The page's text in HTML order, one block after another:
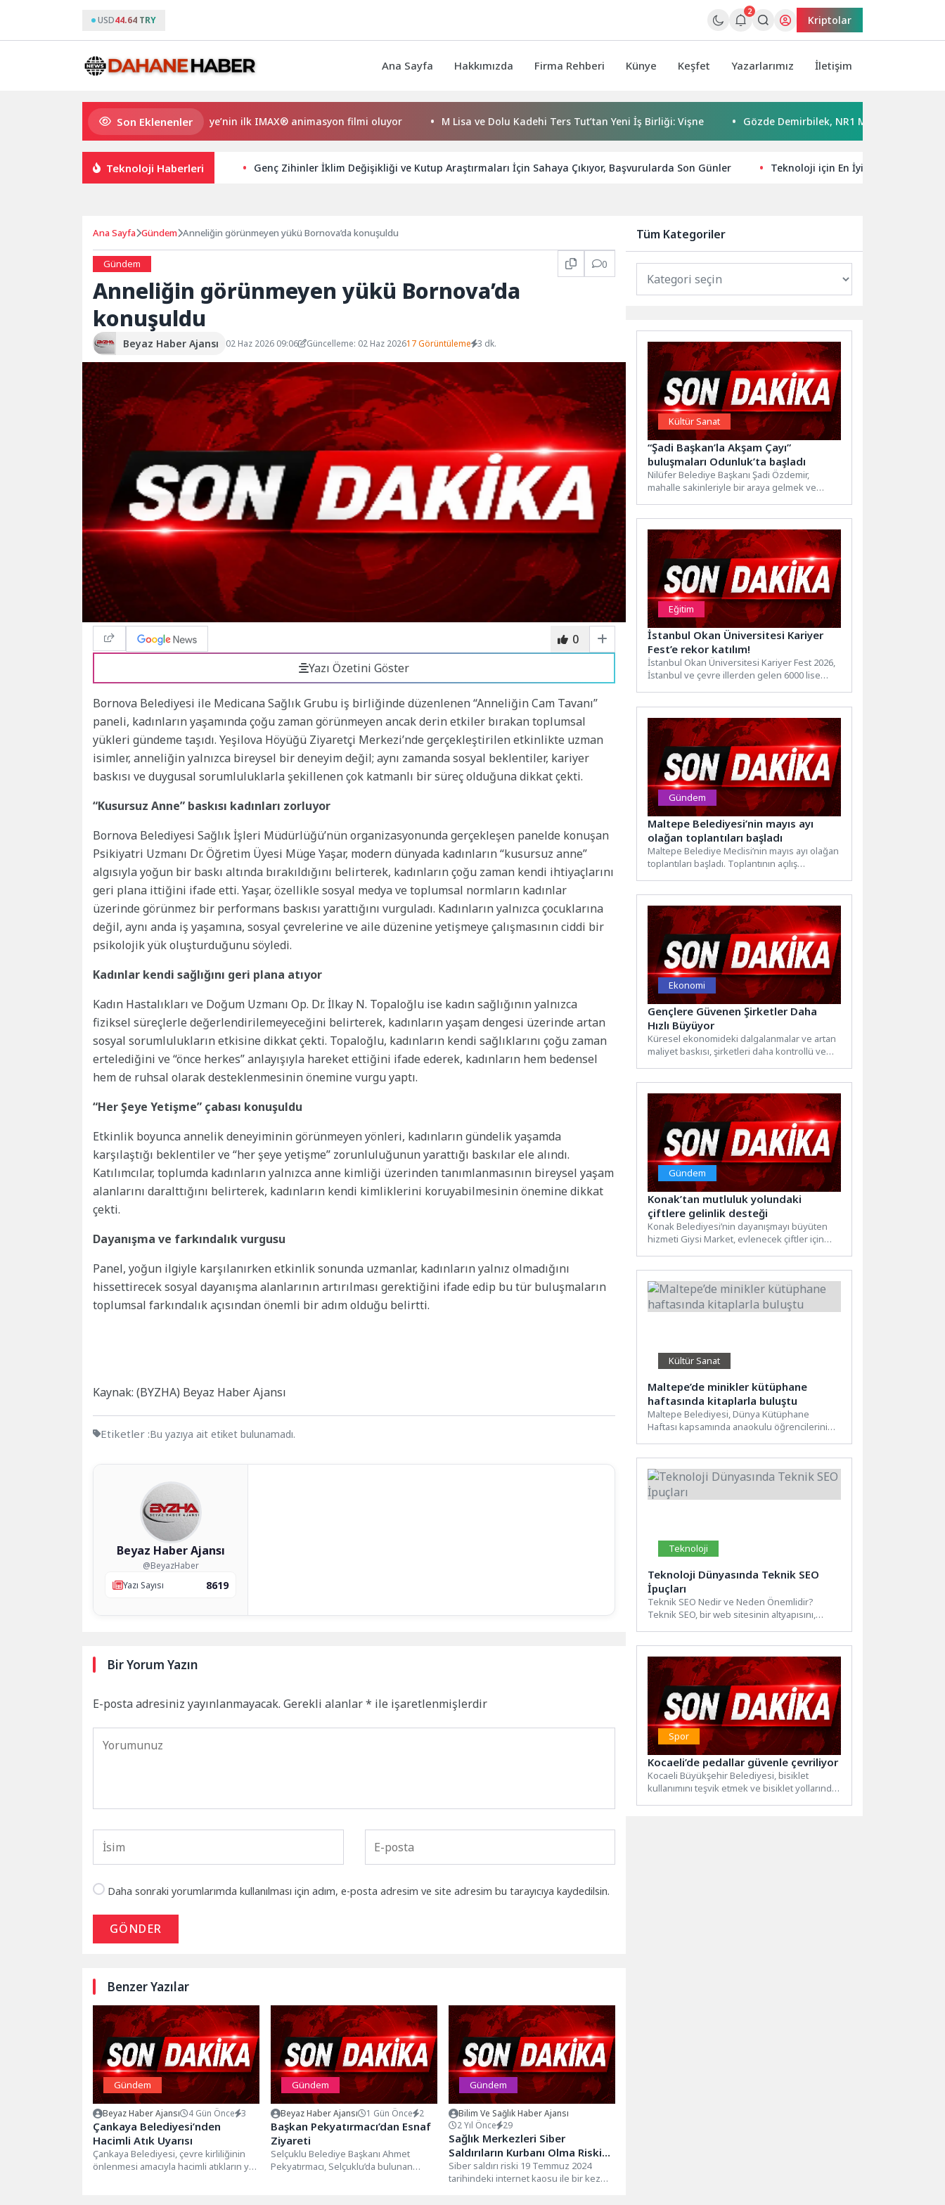
USD44.64 TRY
2
Kriptolar
Ana Sayfa Hakkımızda Firma Rehberi Künye Keşfet Yazarlarımız İletişim
Son Eklenenler
Gupi ve Gülmeyen Kral Türkiye’nin ilk IMAX® animasyon filmi oluyor M Lisa ve Dolu Kadehi Ters Tut’tan Yeni İş Birliği: Vişne Gözde Demirbilek, NR1 Magazin’de: ‘Son assolist
Teknoloji Haberleri Genç Zihinler İklim Değişikliği ve Kutup Araştırmaları İçin Sahaya Çıkıyor, Başvurularda Son Günler Teknoloji için En İyi Teknik SEO
Ana Sayfa Gündem Anneliğin görünmeyen yükü Bornova’da konuşuldu
Gündem 0
Anneliğin görünmeyen yükü Bornova’da
konuşuldu
Beyaz Haber Ajansı 02 Haz 2026 09:06 Güncelleme: 02 Haz 202617 Görüntüleme 3 dk.
0
Yazı Özetini Göster
Bornova Belediyesi ile Medicana Sağlık Grubu iş birliğinde düzenlenen “Anneliğin Cam Tavanı”
paneli, kadınların yaşamında çoğu zaman görünmeyen ancak derin etkiler bırakan toplumsal
yükleri gündeme taşıdı. Yeşilova Höyüğü Ziyaretçi Merkezi’nde gerçekleştirilen etkinlikte uzman
isimler, anneliğin yalnızca bireysel bir deneyim değil; aynı zamanda sosyal beklentiler, kariyer
baskısı ve duygusal sorumluluklarla şekillenen çok katmanlı bir süreç olduğuna dikkat çekti.
“Kusursuz Anne” baskısı kadınları zorluyor
Bornova Belediyesi Sağlık İşleri Müdürlüğü’nün organizasyonunda gerçekleşen panelde konuşan
Psikiyatri Uzmanı Dr. Öğretim Üyesi Müge Yaşar, modern dünyada kadınların “kusursuz anne”
algısıyla yoğun bir baskı altında bırakıldığını belirterek, kadınların çoğu zaman kendi ihtiyaçlarını
geri plana ittiğini ifade etti. Yaşar, özellikle sosyal medya ve toplumsal normların kadınlar
üzerinde görünmez bir performans baskısı yarattığını vurguladı. Kadınların yalnızca çocuklarına
değil, aynı anda iş yaşamına, sosyal çevrelerine ve aile düzenine yetişmeye çalışmasının ciddi bir
psikolojik yük oluşturduğunu söyledi.
Kadınlar kendi sağlığını geri plana atıyor
Kadın Hastalıkları ve Doğum Uzmanı Op. Dr. İlkay N. Topaloğlu ise kadın sağlığının yalnızca
fiziksel süreçlerle değerlendirilemeyeceğini belirterek, kadınların yaşam dengesi üzerinde artan
sosyal sorumlulukların etkisine dikkat çekti. Topaloğlu, kadınların kendi sağlıklarını çoğu zaman
ertelediğini ve “önce herkes” anlayışıyla hareket ettiğini ifade ederek, kadınların hem bedensel
hem de ruhsal olarak desteklenmesinin önemine vurgu yaptı.
“Her Şeye Yetişme” çabası konuşuldu
Etkinlik boyunca annelik deneyiminin görünmeyen yönleri, kadınların gündelik yaşamda
karşılaştığı beklentiler ve “her şeye yetişme” zorunluluğunun yarattığı baskılar ele alındı.
Katılımcılar, toplumda kadınların yalnızca anne kimliği üzerinden tanımlanmasının bireysel yaşam
alanlarını daralttığını belirterek, kadınların kendi kimliklerini koruyabilmesinin önemine dikkat
çekti.
Dayanışma ve farkındalık vurgusu
Panel, yoğun ilgiyle karşılanırken etkinlik sonunda uzmanlar, kadınların yalnız olmadığını
hissettirecek sosyal dayanışma alanlarının artırılması gerektiğini ifade edip bu tür buluşmaların
toplumsal farkındalık açısından önemli bir adım olduğu belirtti.
Kaynak: (BYZHA) Beyaz Haber Ajansı
Etiketler :Bu yazıya ait etiket bulunamadı.
Beyaz Haber Ajansı
@BeyazHaber
Yazı Sayısı
8619
Bir Yorum Yazın
E-posta adresiniz yayınlanmayacak. Gerekli alanlar* ile işaretlenmişlerdir
Daha sonraki yorumlarımda kullanılması için adım, e-posta adresim ve site adresim bu tarayıcıya kaydedilsin.
GÖNDER
Benzer Yazılar
Gündem
Beyaz Haber Ajansı 4 Gün Önce 3
Çankaya Belediyesi’nden
Hacimli Atık Uyarısı
Çankaya Belediyesi, çevre kirliliğinin
önlenmesi amacıyla hacimli atıkların yol
Gündem
Beyaz Haber Ajansı 1 Gün Önce 2
Başkan Pekyatırmacı’dan Esnaf
Ziyareti
Selçuklu Belediye Başkanı Ahmet
Pekyatırmacı, Selçuklu’da bulunan
Gündem
Bilim Ve Sağlık Haber Ajansı
2 Yıl Önce 29
Sağlık Merkezleri Siber
Saldırıların Kurbanı Olma Riski
Taşıyor!
Siber saldırı riski 19 Temmuz 2024
tarihindeki internet kaosu ile bir kez
Tüm Kategoriler
Kültür Sanat
“Şadi Başkan’la Akşam Çayı”
buluşmaları Odunluk’ta başladı
Nilüfer Belediye Başkanı Şadi Özdemir,
mahalle sakinleriyle bir araya gelmek ve
Eğitim
İstanbul Okan Üniversitesi Kariyer
Fest’e rekor katılım!
İstanbul Okan Üniversitesi Kariyer Fest 2026,
İstanbul ve çevre illerden gelen 6000 lise
Gündem
Maltepe Belediyesi’nin mayıs ayı
olağan toplantıları başladı
Maltepe Belediye Meclisi’nin mayıs ayı olağan
toplantıları başladı. Toplantının açılış
Ekonomi
Gençlere Güvenen Şirketler Daha
Hızlı Büyüyor
Küresel ekonomideki dalgalanmalar ve artan
maliyet baskısı, şirketleri daha kontrollü ve
Gündem
Konak’tan mutluluk yolundaki
çiftlere gelinlik desteği
Konak Belediyesi’nin dayanışmayı büyüten
hizmeti Giysi Market, evlenecek çiftler için
Kültür Sanat
Maltepe’de minikler kütüphane
haftasında kitaplarla buluştu
Maltepe Belediyesi, Dünya Kütüphane
Haftası kapsamında anaokulu öğrencilerini
Teknoloji
Teknoloji Dünyasında Teknik SEO
İpuçları
Teknik SEO Nedir ve Neden Önemlidir?
Teknik SEO, bir web sitesinin altyapısını,
Spor
Kocaeli’de pedallar güvenle çevriliyor
Kocaeli Büyükşehir Belediyesi, bisiklet
kullanımını teşvik etmek ve bisiklet yollarında